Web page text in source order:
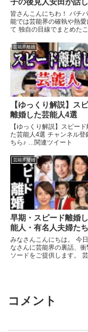
た”全部嘘ですよ”で
離婚に新たな事実が
言貫いた末延サイド反
始か…羽生の怒りの投
毒親の指示か…
皆さんこんにちわ！ バチ
能では芸能界の確執や熱愛
て 独自の目線でまとめたこ
芸能界離婚
【ゆっくり解説】ス
離婚した芸能人4選
【ゆっくり解説】スピード
た芸能人4選 チャンネル登
ちら♪ ...関連ツイート
芸能界離婚
早期・スピード離婚
能人・有名人夫婦たち
みなさんこんにちは。 今
なさんに芸能界の裏話、
ソードをご提供します。
コメント